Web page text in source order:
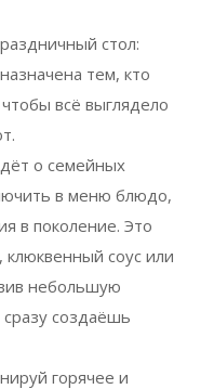
стол:
тем, кто
всё выглядело
о семейных
в меню блюдо,
в поколение. Это
соус или
небольшую
создаёшь
горячее и